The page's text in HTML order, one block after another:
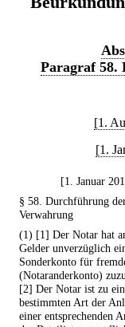
Paragraf 58.
[1.
[1.
[1. Januar
§ 58. Durchführung
Verwahrung
(1) [1] Der Notar hat
Gelder unverzüglich
Sonderkonto für
(Notaranderkonto)
[2] Der Notar ist zu
bestimmten Art der
einer entsprechenden